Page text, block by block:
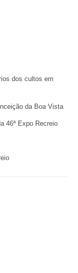
dos cultos em
da Boa Vista
46ª Expo Recreio